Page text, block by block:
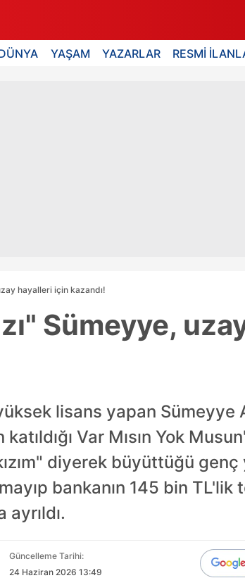
YAŞAM YAZARLAR RESMİ
hayalleri için kazandı!
Sümeyye,
lisans yapan Sümeyye
Var Mısın Yok
diyerek büyüttüğü genç
bankanın 145 bin TL'lik
Güncelleme Tarihi:
24 Haziran 2026 13:49